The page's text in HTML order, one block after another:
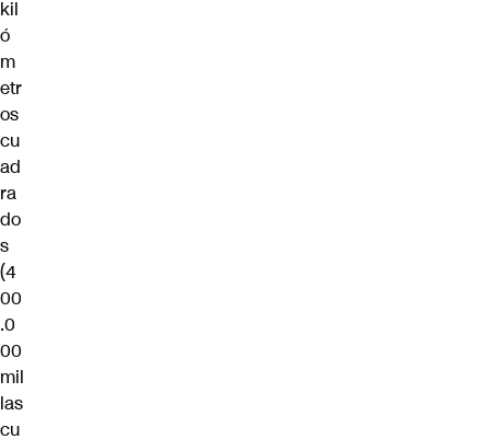
kil
ó
m
etr
os
cu
ad
ra
do
s
(4
00
.0
00
mil
las
cu